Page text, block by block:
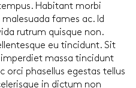
Habitant morbi
fames ac. Id
rutrum quisque non.
eu tincidunt. Sit
massa tincidunt
orci phasellus egestas tellus
in dictum non